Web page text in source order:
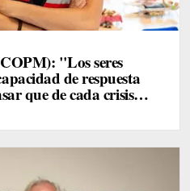
"Los seres
de respuesta
que de cada crisis
trastorno"